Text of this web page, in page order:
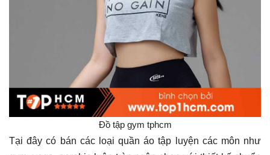
Đồ tập gym tphcm
Tại đây có bán các loại quần áo tập luyện các môn như